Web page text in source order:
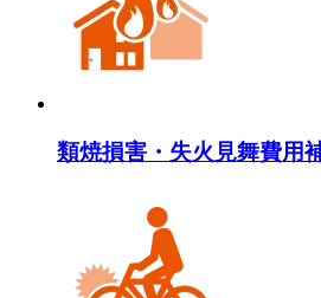
類焼損害・失火見舞費用